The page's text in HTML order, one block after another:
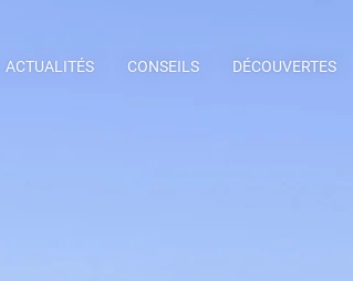
ACTUALITÉS CONSEILS DÉCOUVERTES